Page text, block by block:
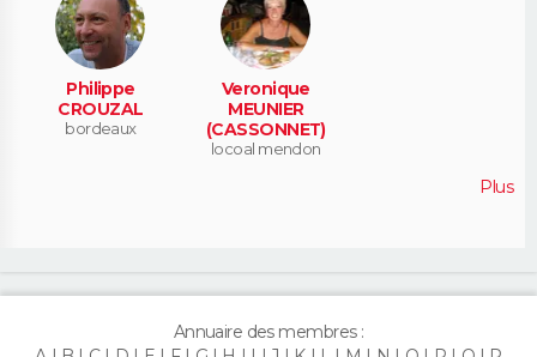
Philippe
CROUZAL
bordeaux
Veronique
MEUNIER
(CASSONNET)
locoal mendon
Plus
Annuaire des membres :